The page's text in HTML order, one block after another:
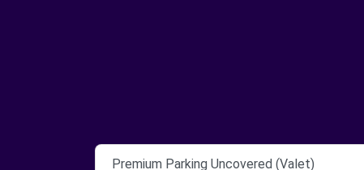
Premium Parking Uncovered (Valet)